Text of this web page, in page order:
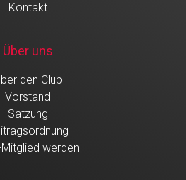
Kontakt
Über uns
den Club
Vorstand
Satzung
Mitglied werden